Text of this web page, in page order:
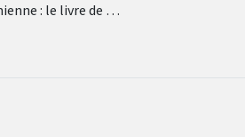
: le livre de …